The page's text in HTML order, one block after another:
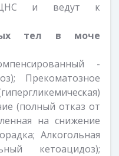
ЦНС и ведут к
тел в моче
-
Прекоматозное
(полный отказ от
на снижение
Алкогольная
кетоацидоз);